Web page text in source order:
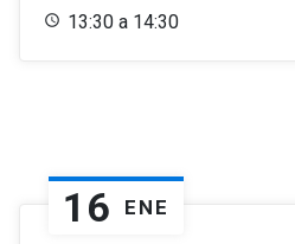
13:30 a 14:30
16 ENE